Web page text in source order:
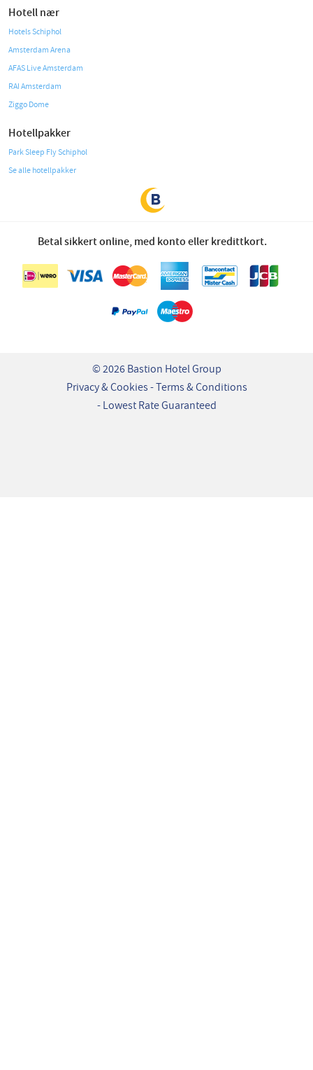
Hotell nær
Hotels Schiphol
Amsterdam Arena
AFAS Live Amsterdam
RAI Amsterdam
Ziggo Dome
Hotellpakker
Park Sleep Fly Schiphol
Se alle hotellpakker
Betal sikkert online, med konto eller kredittkort.
© 2026 Bastion Hotel Group
Privacy & Cookies Terms & Conditions
Lowest Rate Guaranteed